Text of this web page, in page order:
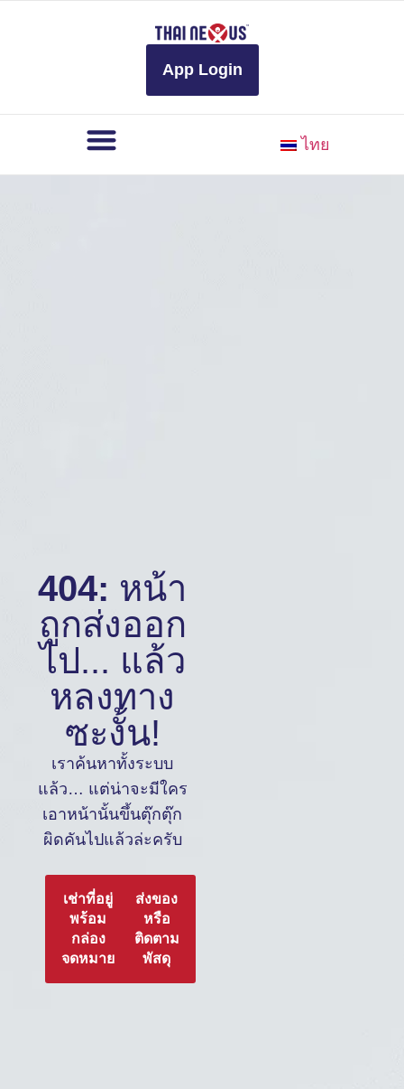
App Login
ไทย
404: หน้า
ถูกส่งออก
ไป... แล้ว
หลงทาง
ซะงั้น!
เราค้นหาทั้งระบบ
แล้ว… แต่น่าจะมีใคร
เอาหน้านั้นขึ้นตุ๊กตุ๊ก
ผิดคันไปแล้วล่ะครับ
เช่าที่อยู่
พร้อม
กล่อง
จดหมาย
ส่งของ
หรือ
ติดตาม
พัสดุ